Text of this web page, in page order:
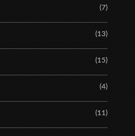
(7)
(13)
(15)
(4)
(11)